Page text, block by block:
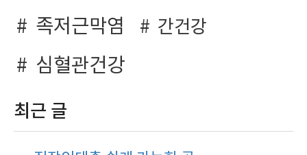
족저근막염
간건강
심혈관건강
최근 글